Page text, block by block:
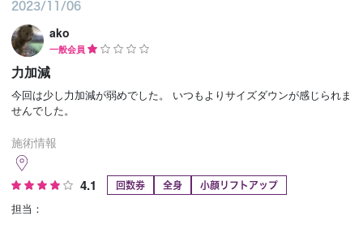
2023/11/06
ako
一般会員
力加減
今回は少し力加減が弱めでした。 いつもよりサイズダウンが感じられま
せんでした。
施術情報
4.1 回数券 全身 小顔リフトアップ
担当：